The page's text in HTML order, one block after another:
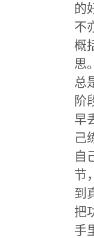
的
不
概
思
总
阶
早
己
自
节
到
把
手